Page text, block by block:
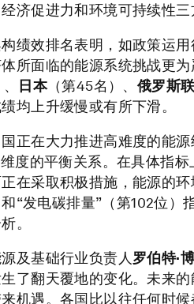
济促进力和环境可持续性
绩效排名表明，如政策运
所面临的能源系统挑战更
日本（第45名）、 俄罗斯
均上升缓慢或有所下滑。
正在大力推进高难度的能
度的平衡关系。在具体指
在采取积极措施，能源的
和“发电碳排量”（第102位
。
及基础行业负责人 罗伯特·
了翻天覆地的变化。未来
机遇。各国比以往任何时